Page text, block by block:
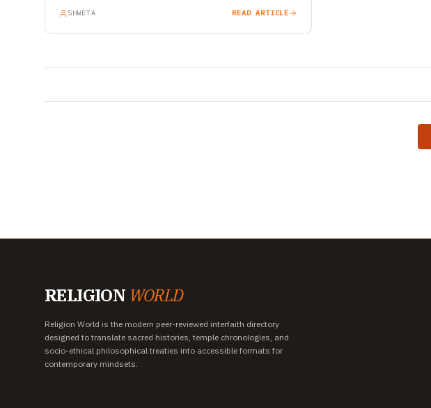
SHWETA READ ARTICLE
RELIGION WORLD
Religion World is the modern peer-reviewed interfaith directory
designed to translate sacred histories, temple chronologies, and
socio-ethical philosophical treaties into accessible formats for
contemporary mindsets.